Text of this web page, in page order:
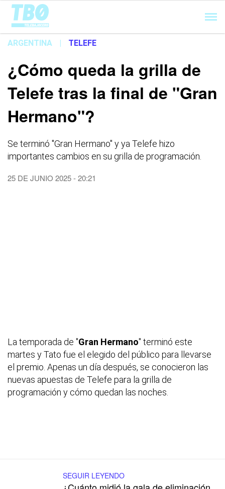
Cargando...
ARGENTINA | TELEFE
¿Cómo queda la grilla de
Telefe tras la final de "Gran
Hermano"?
Se terminó "Gran Hermano" y ya Telefe hizo
importantes cambios en su grilla de programación.
25 DE JUNIO 2025 - 20:21
La temporada de "Gran Hermano" terminó este
martes y Tato fue el elegido del público para llevarse
el premio. Apenas un día después, se conocieron las
nuevas apuestas de Telefe para la grilla de
programación y cómo quedan las noches.
SEGUIR LEYENDO